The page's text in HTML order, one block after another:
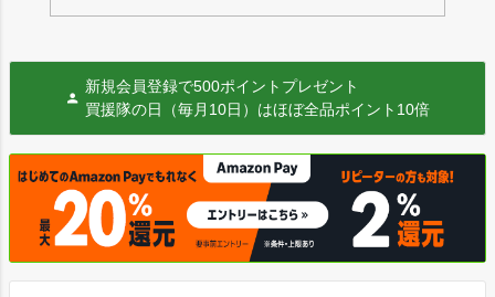
新規会員登録で500ポイントプレゼント
買援隊の日（毎月10日）はほぼ全品ポイント10倍